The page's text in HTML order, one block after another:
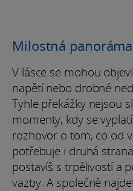
Milostná panoráma
V lásce se mohou
napětí nebo drobné
Tyhle překážky nejsou
momenty, kdy se
rozhovor o tom, co od
potřebuje i druhá
postavíš s trpělivostí a
vazby. A společně